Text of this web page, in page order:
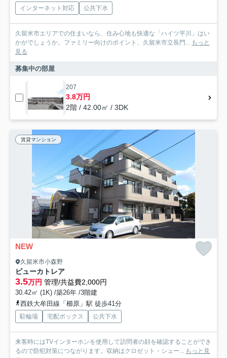
インターネット対応 公共下水
久留米市エリアでの住まいなら、住み心地も快適な「ハイツ平川」はい
かがでしょうか。ファミリー向けのポイント、久留米市立長門... もっと
見る
募集中の部屋
207
3.8万円
2階 / 42.00㎡ / 3DK
賃貸マンション
NEW
久留米市小森野
ビューカトレア
3.5万円 管理/共益費2,000円
30.42㎡ (1K) /築26年 /3階建
西鉄大牟田線「櫛原」駅 徒歩41分
駐輪場 宅配ボックス 公共下水
来客時にはTVインターホンを使用して訪問者の顔を確認することができ
るので防犯対策につながります。収納はクロゼット・シュー... もっと見